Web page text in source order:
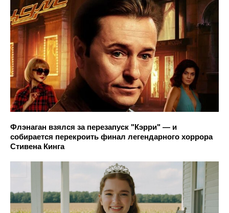
Флэнаган взялся за перезапуск "Кэрри" — и
собирается перекроить финал легендарного хоррора
Стивена Кинга